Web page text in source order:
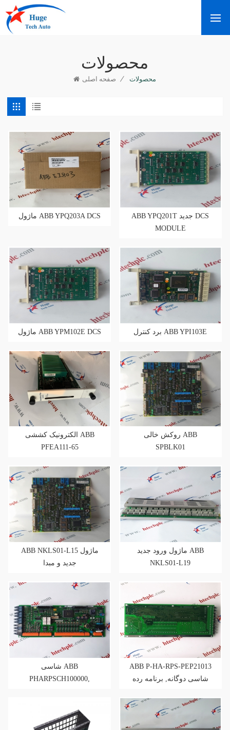
محصولات
صفحه اصلی / محصولات
ماژول ABB YPQ203A DCS
ABB YPQ201T جدید DCS
MODULE
ماژول ABB YPM102E DCS برد کنترل ABB YPI103E
الکترونیک کششی ABB
PFEA111-65
روکش خالی ABB
SPBLK01
ABB NKLS01-L15 ماژول
جدید و مبدا
ماژول ورود جدید ABB
NKLS01-L19
شاسی ABB
PHARPSCH100000,
ABB P-HA-RPS-PEP21013
شاسی دوگانه, برنامه رده